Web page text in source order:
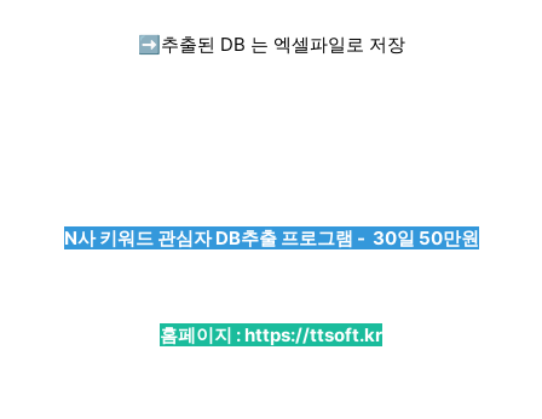
➡️ 추출된 DB 는 엑셀파일로 저장
N사 키워드 관심자 DB추출 프로그램 - 30일 50만원
홈페이지 :https://ttsoft.kr